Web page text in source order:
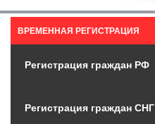
ВРЕМЕННАЯ РЕГИСТРАЦИЯ
Регистрация граждан РФ
Регистрация граждан СНГ